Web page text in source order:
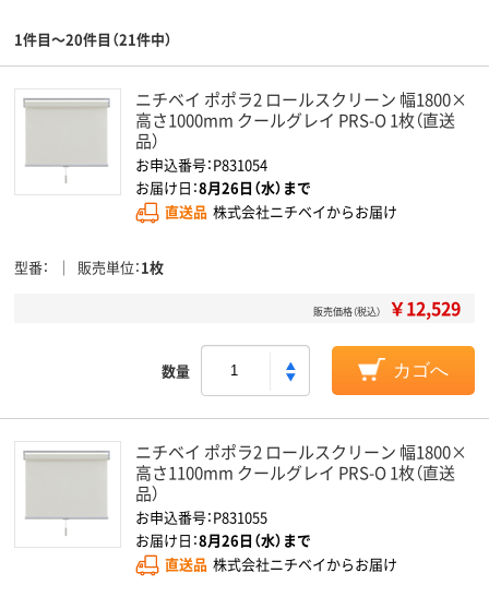
1件目～20件目（21件中）
ニチベイ ポポラ2 ロールスクリーン 幅1800×
高さ1000mm クールグレイ PRS-O 1枚（直送
品）
お申込番号：P831054
お届け日：8月26日（水）まで
直送品 株式会社ニチベイからお届け
型番 販売単位 1枚
販売価格（税込） ￥12,529
数量 カゴへ
ニチベイ ポポラ2 ロールスクリーン 幅1800×
高さ1100mm クールグレイ PRS-O 1枚（直送
品）
お申込番号：P831055
お届け日：8月26日（水）まで
直送品 株式会社ニチベイからお届け